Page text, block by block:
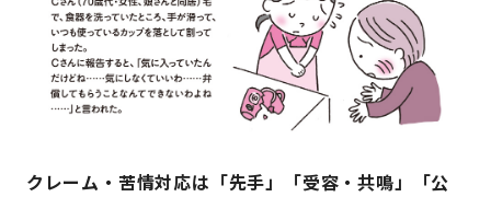
クレーム・苦情対応は「先手」「受容・共鳴」「公